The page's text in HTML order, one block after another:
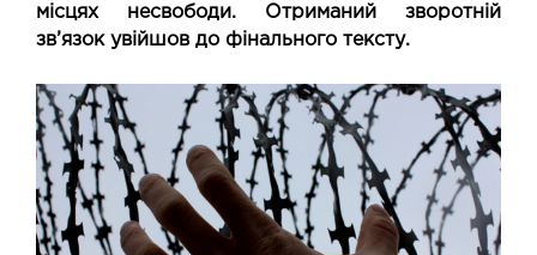
місцях несвободи. Отриманий зворотній
зв’язок увійшов до фінального тексту.